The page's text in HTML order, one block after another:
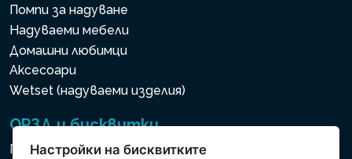
Помпи за надуване
Надуваеми мебели
Домашни любимци
Аксесоари
Wetset (надуваеми изделия)
ОРЗД и бисквитки
Политика за използване на бисквитки
Настройки на бисквитките